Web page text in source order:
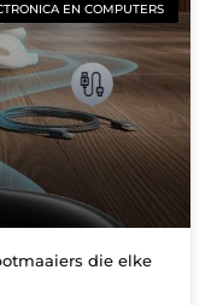
EN COMPUTERS
die elke